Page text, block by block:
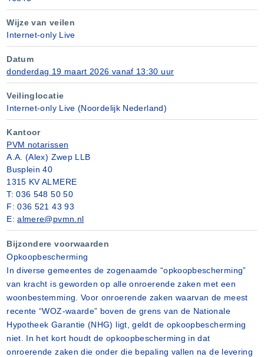
Wijze van veilen
Internet-only Live
Datum
donderdag 19 maart 2026 vanaf 13:30 uur
Veilinglocatie
Internet-only Live (Noordelijk Nederland)
Kantoor
PVM notarissen
A.A. (Alex) Zwep LLB
Busplein 40
1315 KV ALMERE
T: 036 548 50 50
F: 036 521 43 93
E:almere@pvmn.nl
Bijzondere voorwaarden
Opkoopbescherming
In diverse gemeentes de zogenaamde “opkoopbescherming”
van kracht is geworden op alle onroerende zaken met een
woonbestemming. Voor onroerende zaken waarvan de meest
recente “WOZ-waarde” boven de grens van de Nationale
Hypotheek Garantie (NHG) ligt, geldt de opkoopbescherming
niet. In het kort houdt de opkoopbescherming in dat
onroerende zaken die onder die bepaling vallen na de levering